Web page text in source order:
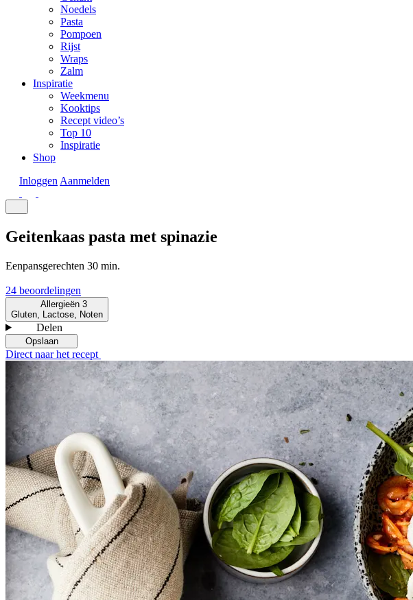
Noedels
Pasta
Pompoen
Rijst
Wraps
Zalm
Inspiratie
Weekmenu
Kooktips
Recept video’s
Top 10
Inspiratie
Shop
Inloggen Aanmelden
Geitenkaas pasta met spinazie
Eenpansgerechten 30 min.
24 beoordelingen
Allergieën3
Gluten, Lactose, Noten
Delen
Opslaan
Direct naar het recept